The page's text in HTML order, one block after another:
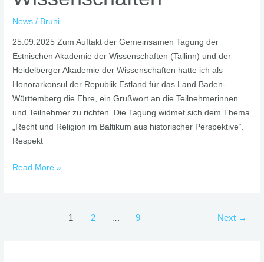
News / Bruni
25.09.2025 Zum Auftakt der Gemeinsamen Tagung der
Estnischen Akademie der Wissenschaften (Tallinn) und der
Heidelberger Akademie der Wissenschaften hatte ich als
Honorarkonsul der Republik Estland für das Land Baden-
Württemberg die Ehre, ein Grußwort an die Teilnehmerinnen
und Teilnehmer zu richten. Die Tagung widmet sich dem Thema
„Recht und Religion im Baltikum aus historischer Perspektive“.
Respekt
Read More »
1 2 … 9 Next →